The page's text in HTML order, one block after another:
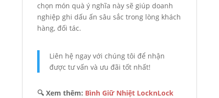
chọn món quà ý nghĩa này sẽ giúp doanh
nghiệp ghi dấu ấn sâu sắc trong lòng khách
hàng, đối tác.
Liên hệ ngay với chúng tôi để nhận
được tư vấn và ưu đãi tốt nhất!
🔍 Xem thêm: Bình Giữ Nhiệt LocknLock